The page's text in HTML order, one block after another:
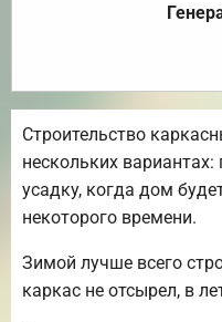
Строительство
нескольких
усадку, когда дом
некоторого времени.
Зимой лучше всего
каркас не отсырел, в